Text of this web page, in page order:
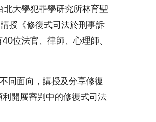
大學犯罪學研究所林育聖
授《修復式司法於刑事訴
位法官、律師、心理師、
同面向，講授及分享修復
開展審判中的修復式司法